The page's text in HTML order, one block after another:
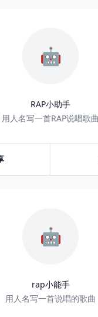
🤖
RAP小助手
用人名写一首RAP说唱歌曲
🤖
rap小能手
用人名写一首说唱的歌曲